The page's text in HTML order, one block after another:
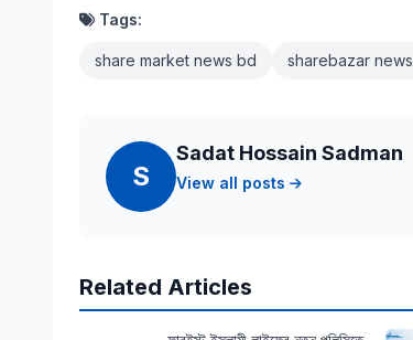
Tags:
share market news bd sharebazar news
S
Sadat Hossain Sadman
View all posts
Related Articles